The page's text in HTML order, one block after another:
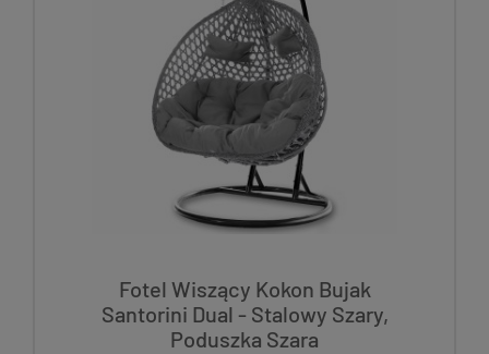
Fotel Wiszący Kokon Bujak
Santorini Dual - Stalowy Szary,
Poduszka Szara